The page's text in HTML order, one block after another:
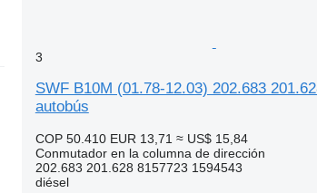
3
SWF B10M (01.78-12.03) 202.683
autobús
COP 50.410 EUR 13,71 ≈ US$ 15,84
Conmutador en la columna de dirección
202.683 201.628 8157723 1594543
diésel